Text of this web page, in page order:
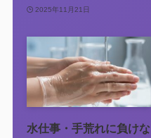
2025年11月21日
水仕事・手荒れに負けな